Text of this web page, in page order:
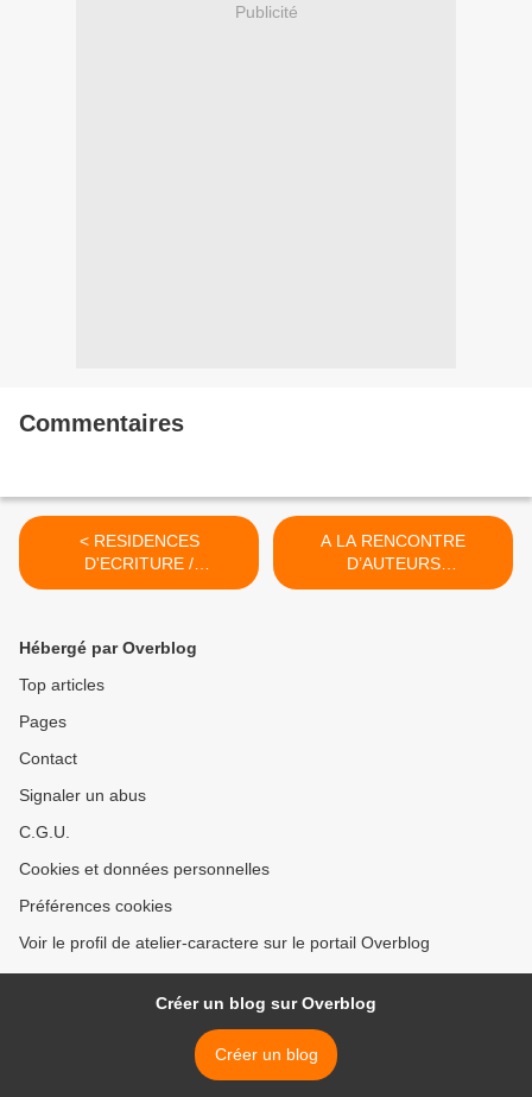
Publicité
Commentaires
< RESIDENCES
D'ECRITURE /
RESIDENCIA DE
A LA RENCONTRE
D’AUTEURS
CONTEMPORAINS À LA
Hébergé par Overblog
Top articles
Pages
Contact
Signaler un abus
C.G.U.
Cookies et données personnelles
Préférences cookies
Voir le profil de atelier-caractere sur le portail Overblog
Créer un blog sur Overblog
Créer un blog